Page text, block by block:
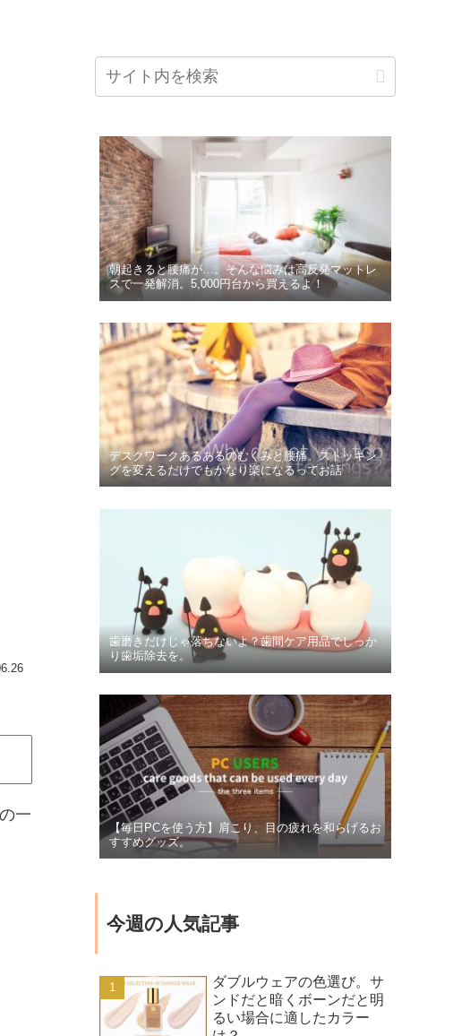
一
朝起きると腰痛が…。そんな悩みは高反発マットレ
スで一発解消。5,000円台から買えるよ！
デスクワークあるあるのむくみと腰痛。ストッキン
グを変えるだけでもかなり楽になるってお話
歯磨きだけじゃ落ちないよ？歯間ケア用品でしっか
り歯垢除去を。
【毎日PCを使う方】肩こり、目の疲れを和らげるお
すすめグッズ。
今週の人気記事
ダブルウェアの色選び。サ
ンドだと暗くボーンだと明
るい場合に適したカラー